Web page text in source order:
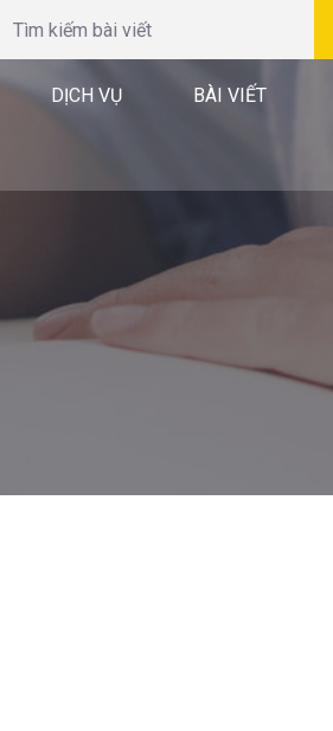
DỊCH VỤ BÀI VIẾT